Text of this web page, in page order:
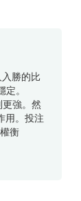
勝的比
。
強。然
用。投注
衡